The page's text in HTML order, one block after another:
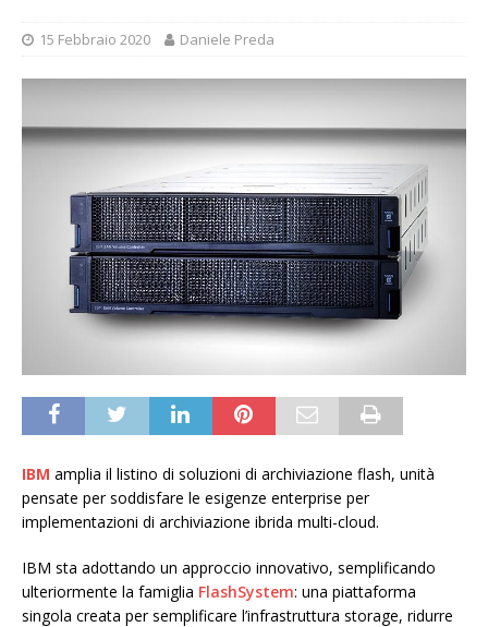
15 Febbraio 2020 Daniele Preda
IBM amplia il listino di soluzioni di archiviazione flash, unità
pensate per soddisfare le esigenze enterprise per
implementazioni di archiviazione ibrida multi-cloud.
IBM sta adottando un approccio innovativo, semplificando
ulteriormente la famiglia FlashSystem: una piattaforma
singola creata per semplificare l’infrastruttura storage, ridurre